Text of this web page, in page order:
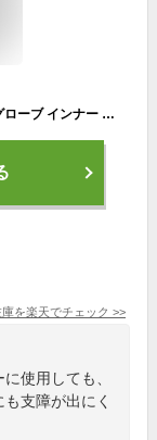
【楽天1位★獲得】【スマホ対応】スノーボード グローブ インナー インナーグローブ スノボ スキー バイク 登山 自転車 サイクリング ツーリング スマホ レディース メンズ 薄手 防寒 手袋 タッチ 女性 男性【全国送料無料】
を楽天でチェック >>
使用しても、
支障が出にく